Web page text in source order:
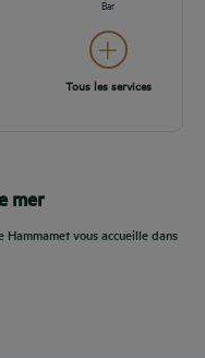
Bar
Tous les services
mer
Hammamet vous accueille dans